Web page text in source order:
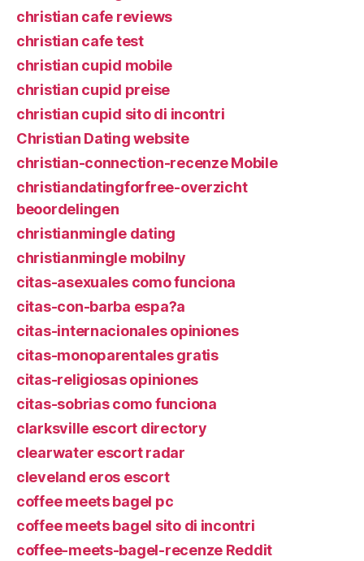
christian cafe reviews
christian cafe test
christian cupid mobile
christian cupid preise
christian cupid sito di incontri
Christian Dating website
christian-connection-recenze Mobile
christiandatingforfree-overzicht
beoordelingen
christianmingle dating
christianmingle mobilny
citas-asexuales como funciona
citas-con-barba espa?a
citas-internacionales opiniones
citas-monoparentales gratis
citas-religiosas opiniones
citas-sobrias como funciona
clarksville escort directory
clearwater escort radar
cleveland eros escort
coffee meets bagel pc
coffee meets bagel sito di incontri
coffee-meets-bagel-recenze Reddit